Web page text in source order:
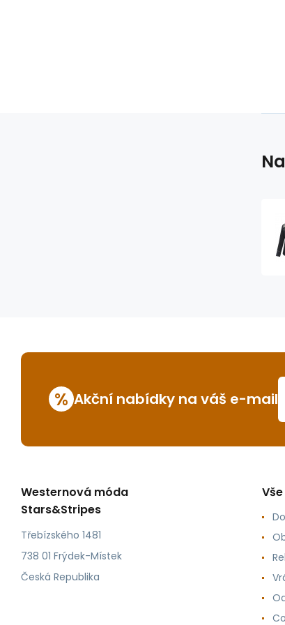
% Akční nabídky na váš e-mail
Westernová móda
Stars&Stripes
Třebízského 1481
738 01 Frýdek-Místek
Česká Republika